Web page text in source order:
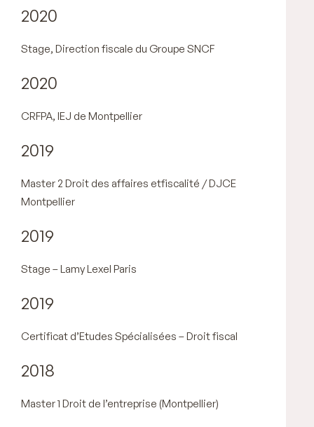
2020
Stage, Direction fiscale du Groupe SNCF
2020
CRFPA, IEJ de Montpellier
2019
Master 2 Droit des affaires etfiscalité / DJCE
Montpellier
2019
Stage – Lamy Lexel Paris
2019
Certificat d’Etudes Spécialisées – Droit fiscal
2018
Master 1 Droit de l’entreprise (Montpellier)